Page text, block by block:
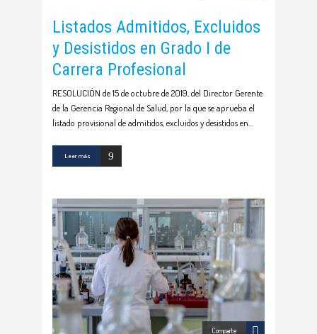
Listados Admitidos, Excluidos
y Desistidos en Grado I de
Carrera Profesional
RESOLUCIÓN de 15 de octubre de 2019, del Director Gerente
de la Gerencia Regional de Salud, por la que se aprueba el
listado provisional de admitidos, excluidos y desistidos en
Leer más
Comparte